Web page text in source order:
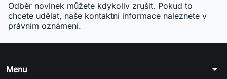
Odběr novinek můžete kdykoliv zrušit. Pokud to
chcete udělat, naše kontaktní informace naleznete v
právním oznámení.
Menu arrow_drop_down